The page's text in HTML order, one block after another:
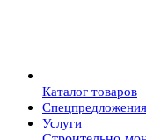
Каталог товаров
Спецпредложения
Услуги